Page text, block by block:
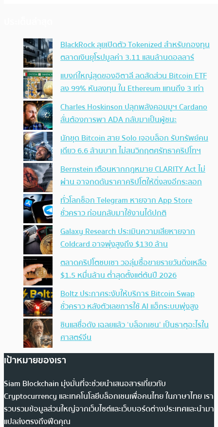
BlackRock ลุยเปิดตัว Tokenized สำหรับกองทุน
ตลาดเงินยุโรปมูลค่า 3.11 แสนล้านดอลลาร์
แบงก์ใหญ่สุดของอิตาลี ลดสัดส่วน Bitcoin ETF
ลง 99% หันลงทุน ใน Ethereum แทนถึง 3 เท่า
Charles Hoskinson ปลุกพลังคอมมูฯ Cardano
ลั่นต้องการพา ADA กลับมาเป็นผู้ชนะ
นักขุด Bitcoin สาย Solo เจอบล็อก รับทรัพย์คน
เดียว 6.6 ล้านบาท ไม่สนวิกฤตศรัทธาคริปโทฯ
Bernstein เตือนหากกฎหมาย CLARITY Act ไม่
ผ่าน อาจกดดันราคาคริปโตให้ดิ่งลงอีกระลอก
ทั่วโลกช็อก Telegram หายจาก App Store
ชั่วคราว ก่อนกลับมาใช้งานได้ปกติ
Galaxy Research ประเมินความเสียหายจาก
Coldcard อาจพุ่งสูงถึง $130 ล้าน
ตลาดคริปโตซบเซา วอลุ่มซื้อขายรายวันดิ่งเหลือ
$1.5 หมื่นล้าน ต่ำสุดตั้งแต่ต้นปี 2026
Boltz ประกาศระงับให้บริการ Bitcoin Swap
ชั่วคราว หลังตัวเลขการใช้ AI แฮ็กระบบพุ่งสูง
ซินแสชื่อดัง เฉลยแล้ว ‘บล็อกเชน’ เป็นธาตุอะไรใน
ศาสตร์จีน
เป้าหมายของเรา
Siam Blockchain มุ่งมั่นที่จะช่วยนำเสนอสารเกี่ยวกับ
Cryptocurrency และเทคโนโลยีบล็อกเชนเพื่อคนไทย ในภาษาไทย เรา
รวบรวมข้อมูลส่วนใหญ่จากเว็บไซต์และเว็บบอร์ดต่างประเทศและนำมา
แปลส่งตรงถึงฟีดคุณ